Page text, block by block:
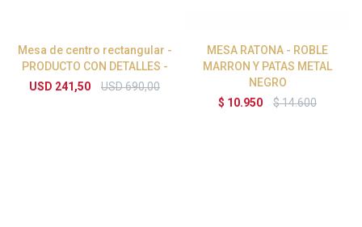
Mesa de centro rectangular -
PRODUCTO CON DETALLES -
USD 241,50 USD690,00
MESA RATONA - ROBLE
MARRON Y PATAS METAL
NEGRO
$ 10.950 $14.600